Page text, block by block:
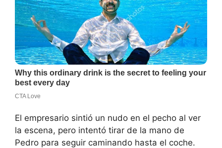
El empresario sintió un nudo en el pecho al ver
la escena, pero intentó tirar de la mano de
Pedro para seguir caminando hasta el coche.